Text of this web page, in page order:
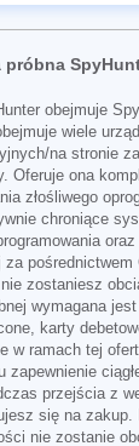
próbna
obejmuje
wiele
na stronie
Oferuje ona
złośliwego
chroniące
zostaniesz
wymagana
karty
w ramach tej
zapewnienie
przejścia z
się na
nie zostanie